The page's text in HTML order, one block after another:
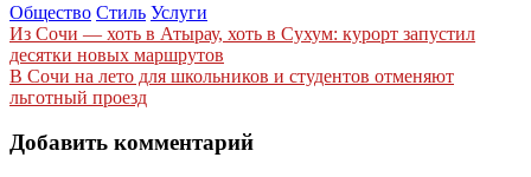
Общество Стиль Услуги
Навигация
по
записям
Из Сочи — хоть в Атырау, хоть в Сухум: курорт запустил
десятки новых маршрутов
В Сочи на лето для школьников и студентов отменяют
льготный проезд
Добавить комментарий